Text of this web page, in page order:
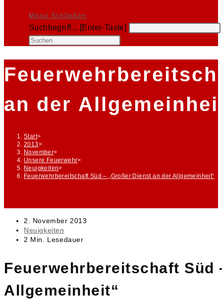
Menü Schließen
Diese
Website
Suchbegriff... [Enter-Taste]
close
search
panel.
an der
Start>
2013>
November>
Unsere Feuerwehr>
Neuigkeiten>
Feuerwehrbereitschaft Süd – „Großer Dienst an der Allgemeinheit“
Beitrag
veröffentlicht:
2. November 2013
Beitrags-
Kategorie:
Neuigkeiten
Lesedauer:
2 Min. Lesedauer
Feuerwehrbereitschaft Süd
Allgemeinheit“